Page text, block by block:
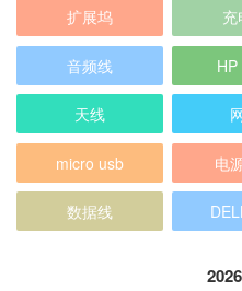
扩展坞 充
音频线
天线
micro usb 电
数据线